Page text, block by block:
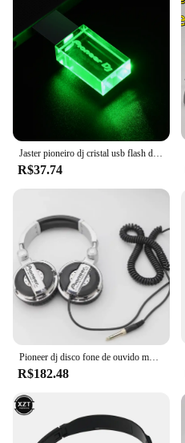
R$37.74
Pioneer dj disco fone de ouvido música fones de ouvido ajuste monitor fones de ouvido do telefone móvel computador personalizado presente natal
R$182.48